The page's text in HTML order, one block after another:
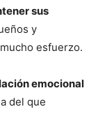
sus
y
esfuerzo.
emocional
del que